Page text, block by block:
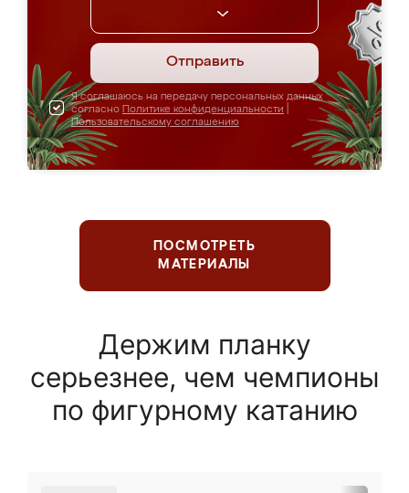
Отправить
Я соглашаюсь на передачу персональных данных
согласно Политике конфиденциальности
Пользовательскому соглашению
ПОСМОТРЕТЬ
МАТЕРИАЛЫ
Держим планку
серьезнее, чем чемпионы
по фигурному катанию